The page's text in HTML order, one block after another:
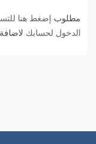
مطلوب إضغط هنا
الدخول لحسابك